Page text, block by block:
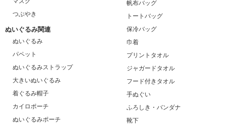
つぶやき
ぬいぐるみ関連
ぬいぐるみ
パペット
ぬいぐるみストラップ
大きいぬいぐるみ
着ぐるみ帽子
カイロポーチ
ぬいぐるみポーチ
帆布バッグ
トートバッグ
保冷バッグ
巾着
プリントタオル
ジャガードタオル
フード付きタオル
手ぬぐい
ふろしき・バンダナ
靴下